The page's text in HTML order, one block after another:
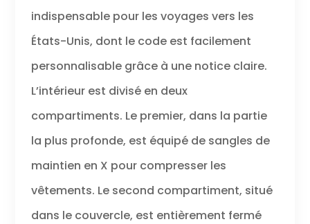
indispensable pour les voyages vers les
États-Unis, dont le code est facilement
personnalisable grâce à une notice claire.
L’intérieur est divisé en deux
compartiments. Le premier, dans la partie
la plus profonde, est équipé de sangles de
maintien en X pour compresser les
vêtements. Le second compartiment, situé
dans le couvercle, est entièrement fermé